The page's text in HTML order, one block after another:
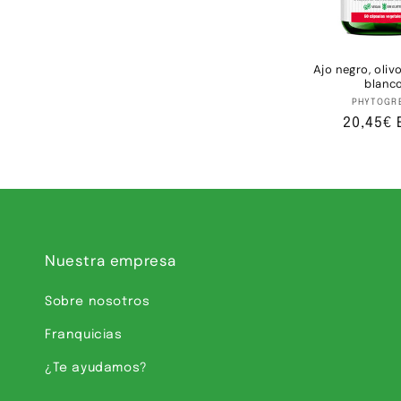
Ajo negro,
blanco
Precio
20,45€
Nuestra empresa
Sobre nosotros
Franquicias
¿Te ayudamos?